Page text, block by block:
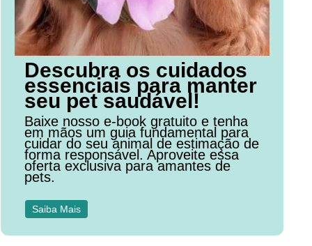
Descubra os cuidados
essenciais para manter
seu pet saudável!
Baixe nosso e-book gratuito e tenha
em mãos um guia fundamental para
cuidar do seu animal de estimação de
forma responsável. Aproveite essa
oferta exclusiva para amantes de
pets.
Saiba Mais